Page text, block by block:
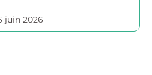
juin 2026